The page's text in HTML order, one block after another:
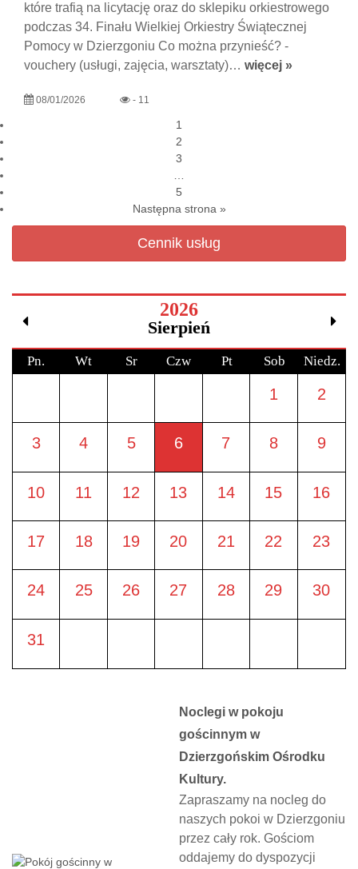
które trafią na licytację oraz do sklepiku orkiestrowego
podczas 34. Finału Wielkiej Orkiestry Świątecznej
Pomocy w Dzierzgoniu Co można przynieść? -
vouchery (usługi, zajęcia, warsztaty)… więcej »
08/01/2026 - 11
1
2
3
5
Następna strona »
Cennik usług
2026
Sierpień
Pn. Wt Sr Czw Pt Sob Niedz.
1 2
3 4 5 6 7 8 9
10 11 12 13 14 15 16
17 18 19 20 21 22 23
24 25 26 27 28 29 30
31
Noclegi w pokoju
gościnnym w
Dzierzgońskim Ośrodku
Kultury.
Zapraszamy na nocleg do
naszych pokoi w Dzierzgoniu
przez cały rok. Gościom
oddajemy do dyspozycji